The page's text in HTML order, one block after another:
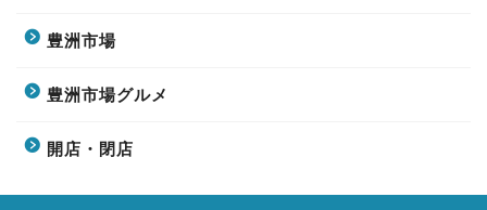
豊洲市場
豊洲市場グルメ
開店・閉店